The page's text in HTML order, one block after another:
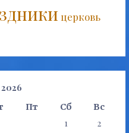
церковь
Пт Сб Вс
1
2